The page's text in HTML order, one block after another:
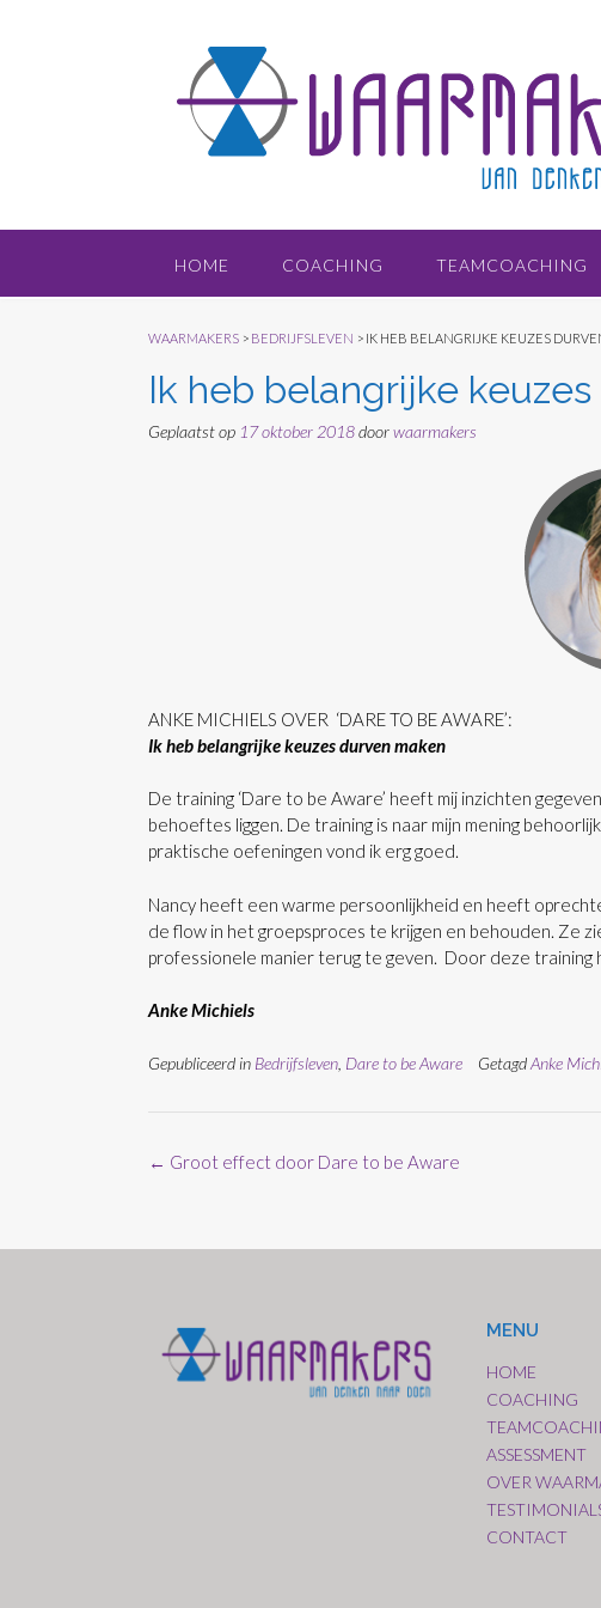
HOME COACHING TEAMCOACHING
WAARMAKERS > BEDRIJFSLEVEN > IK HEB BELANGRIJKE KEUZES
Ik heb belangrijke
Geplaatst op 17 oktober 2018doorwaarmakers
ANKE MICHIELS OVER ‘DARE TO BE AWARE’:
Ik heb belangrijke keuzes durven maken
De training ‘Dare to be Aware’ heeft mij inzichten
behoeftes liggen. De training is naar mijn mening
praktische oefeningen vond ik erg goed.
Nancy heeft een warme persoonlijkheid en heeft
de flow in het groepsproces te krijgen en behouden. Ze
professionele manier terug te geven. Door deze training
Anke Michiels
Gepubliceerd in Bedrijfsleven Dare to be Aware GetagdAnke
Bericht
← Groot effect door Dare to be Aware
MENU
HOME
COACHING
ASSESSMENT
OVER
CONTACT